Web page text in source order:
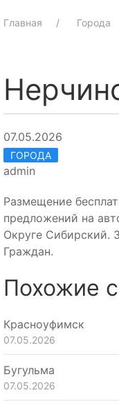
Главная Города
07.05.2026
ГОРОДА
admin
Размещение
предложений на
Округе Сибирский.
Граждан.
Похожие
Красноуфимск
07.05.2026
Бугульма
07.05.2026